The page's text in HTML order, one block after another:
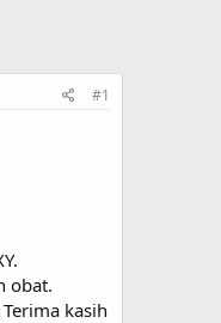
#1
obat.
kasih